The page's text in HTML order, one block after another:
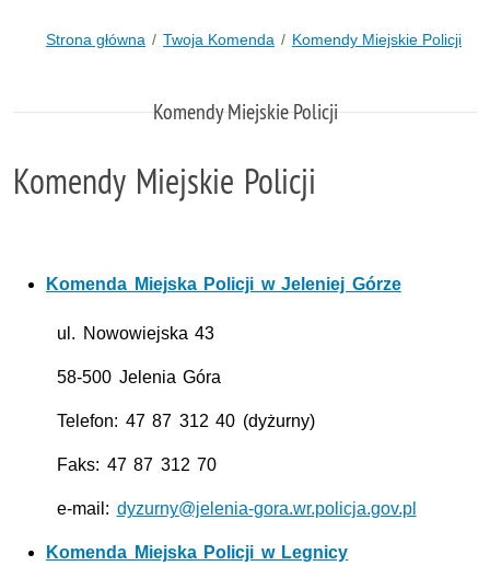
Strona główna Twoja Komenda Komendy Miejskie Policji
Komendy Miejskie Policji
Komendy Miejskie Policji
Komenda Miejska Policji w Jeleniej Górze
ul. Nowowiejska 43
58-500 Jelenia Góra
Telefon: 47 87 312 40 (dyżurny)
Faks: 47 87 312 70
e-mail: dyzurny@jelenia-gora.wr.policja.gov.pl
Komenda Miejska Policji w Legnicy